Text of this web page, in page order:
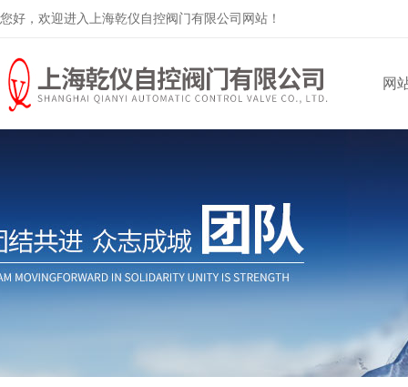
您好，欢迎进入上海乾仪自控阀门有限公司网站！
网